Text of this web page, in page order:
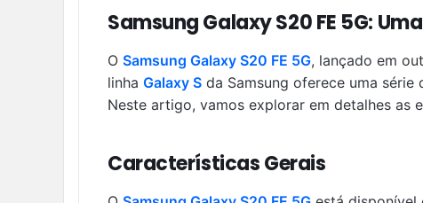
Samsung Galaxy S20 FE 5G:
O Samsung Galaxy S20 FE 5G, lançado em
linha Galaxy S da Samsung oferece uma
Neste artigo, vamos explorar em detalhes as
Características Gerais